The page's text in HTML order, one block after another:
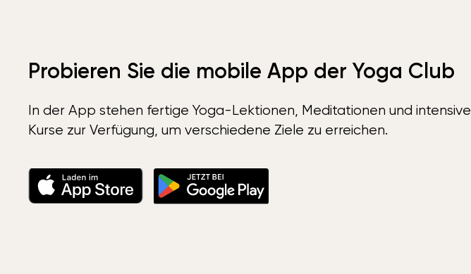
Probieren Sie die mobile App der Yoga Club
In der App stehen fertige Yoga-Lektionen, Meditationen und intensive
Kurse zur Verfügung, um verschiedene Ziele zu erreichen.